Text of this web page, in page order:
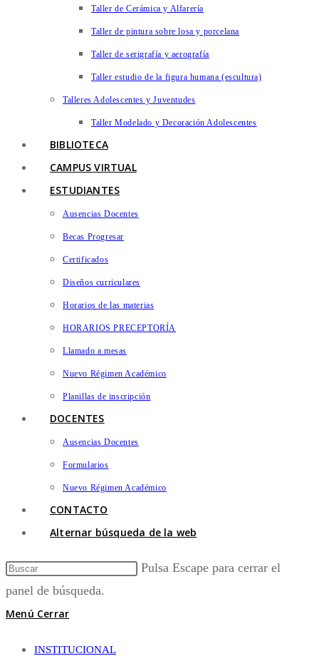
Taller de Cerámica y Alfarería
Taller de pintura sobre losa y porcelana
Taller de serigrafía y aerografía
Taller estudio de la figura humana (escultura)
Talleres Adolescentes y Juventudes
Taller Modelado y Decoración Adolescentes
BIBLIOTECA
CAMPUS VIRTUAL
ESTUDIANTES
Ausencias Docentes
Becas Progresar
Certificados
Diseños curriculares
Horarios de las materias
HORARIOS PRECEPTORÍA
Llamado a mesas
Nuevo Régimen Académico
Planillas de inscripción
DOCENTES
Ausencias Docentes
Formularios
Nuevo Régimen Académico
CONTACTO
Alternar búsqueda de la web
Pulsa Escape para cerrar el
panel de búsqueda.
Menú Cerrar
INSTITUCIONAL